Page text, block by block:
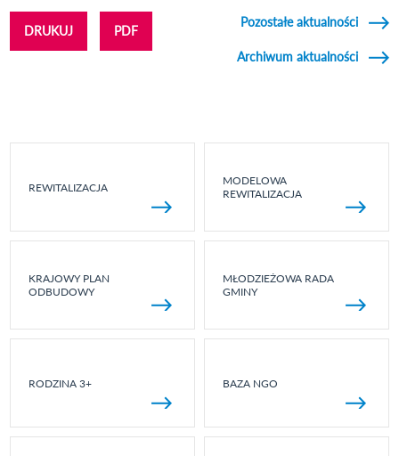
DRUKUJ PDF
Pozostałe aktualności
Archiwum aktualności
REWITALIZACJA
MODELOWA
REWITALIZACJA
KRAJOWY PLAN
ODBUDOWY
MŁODZIEŻOWA RADA
GMINY
RODZINA 3+ BAZA NGO